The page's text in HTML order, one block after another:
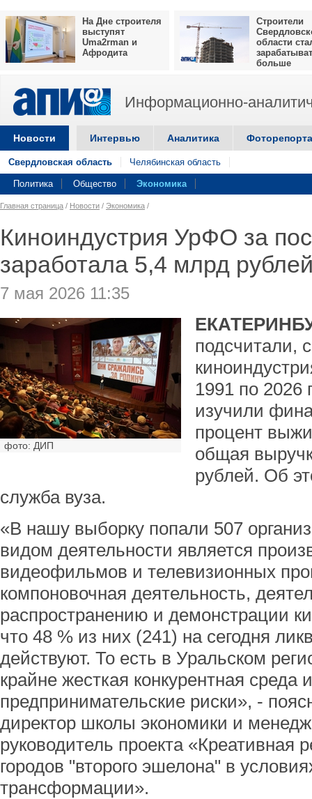
На Дне строителя
выступят
Uma2rman и
Афродита
Строители
области
больше
Информационно-
Новости Интервью Аналитика
Свердловская область Челябинская область
Политика Общество Экономика
Главная страница / Новости / Экономика /
Киноиндустрия УрФО за
заработала 5,4 млрд
7 мая 2026 11:35
фото: ДИП
подсчитали,
1991 по 2026
изучили
процент
общая
рублей. Об
служба вуза.
«В нашу выборку попали 507
видом деятельности является
видеофильмов и телевизионных
компоновочная деятельность,
распространению и демонстрации
что 48 % из них (241) на сегодня
действуют. То есть в Уральском
крайне жесткая конкурентная среда
предпринимательские риски», -
директор школы экономики и
руководитель проекта «Креативная
городов "второго эшелона" в
трансформации».